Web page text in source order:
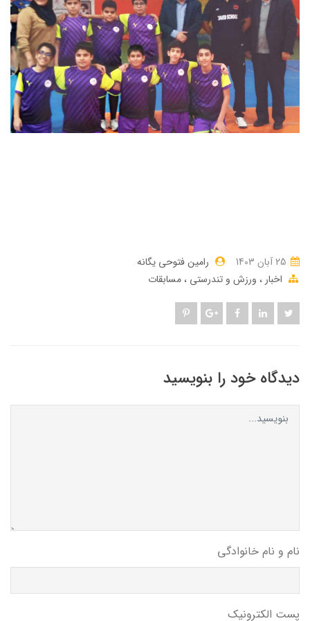
رامین فتوحی یگانه
اخبار
ورزش و تندرستی مسابقات
دیدگاه خود را بنویسید
نام و نام خانوادگی
پست الکترونیک